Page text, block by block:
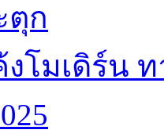
ตุก
โมเดิร์น